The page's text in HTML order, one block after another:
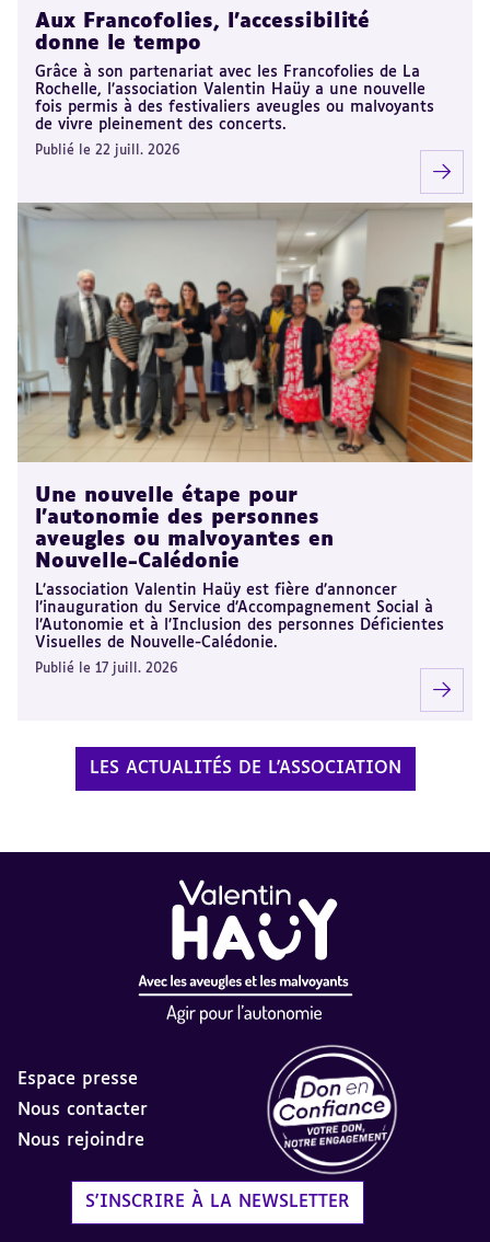
Aux Francofolies, l’accessibilité
donne le tempo
Grâce à son partenariat avec les Francofolies de La
Rochelle, l’association Valentin Haüy a une nouvelle
fois permis à des festivaliers aveugles ou malvoyants
de vivre pleinement des concerts.
Publié le 22 juill. 2026
Une nouvelle étape pour
l’autonomie des personnes
aveugles ou malvoyantes en
Nouvelle-Calédonie
L’association Valentin Haüy est fière d’annoncer
l’inauguration du Service d’Accompagnement Social à
l’Autonomie et à l’Inclusion des personnes Déficientes
Visuelles de Nouvelle-Calédonie.
Publié le 17 juill. 2026
LES ACTUALITÉS DE L'ASSOCIATION
Espace presse
Nous contacter
Nous rejoindre
S'INSCRIRE À LA NEWSLETTER